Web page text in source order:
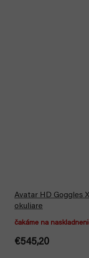
Avatar HD Goggles
okuliare
čakáme na
€545,20